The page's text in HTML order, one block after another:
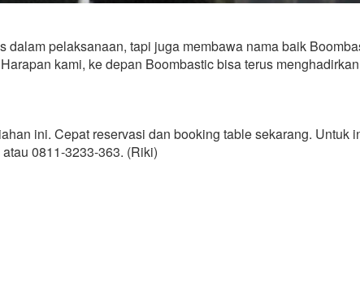
dalam pelaksanaan, tapi juga membawa nama baik
kami, ke depan Boombastic bisa terus
ini. Cepat reservasi dan booking table sekarang. Untuk
0811-3233-363. (Riki)